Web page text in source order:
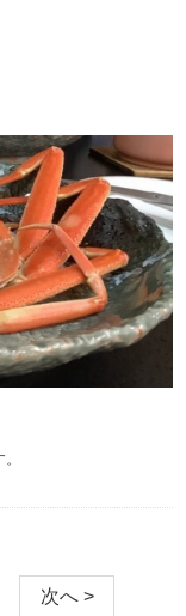
次へ >